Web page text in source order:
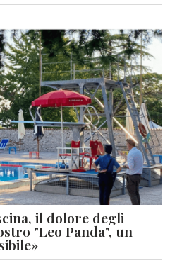
il dolore degli
"Leo Panda", un